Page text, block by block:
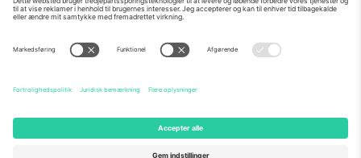
Av Chapultepec 360, Roma
Norte, Cuauhtémoc, 06700
Ciudad de México, CDMX,
sted, begivenhed og/eller domæne. For detaljer se den specifikke
begivenhedsside, tryk og vilkår.,Virksomhed
Ticombo. Alle rettigheder forbeholdes.